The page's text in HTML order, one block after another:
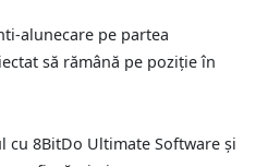
alunecare pe partea
să rămână pe poziție în
cu 8BitDo Ultimate Software și